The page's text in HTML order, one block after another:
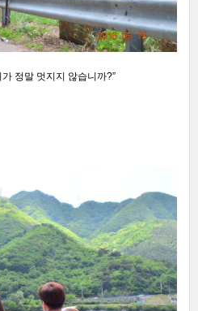
정말 멋지지 않습니까?”